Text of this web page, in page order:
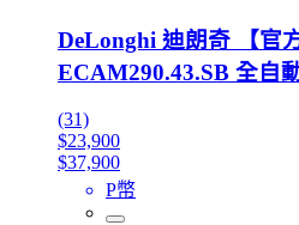
DeLonghi 迪朗奇 【官
ECAM290.43.SB 全自
(31)
$23,900
$37,900
P幣